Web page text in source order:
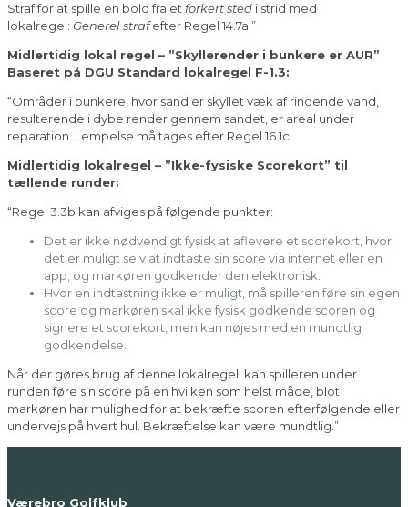
Straf for at spille en bold fra et forkert sted i strid med
lokalregel: Generel strafefter Regel 14.7a.”
Midlertidig lokal regel – ”Skyllerender i bunkere er AUR”
Baseret på DGU Standard lokalregel F-1.3:
“Områder i bunkere, hvor sand er skyllet væk af rindende vand,
resulterende i dybe render gennem sandet, er areal under
reparation. Lempelse må tages efter Regel 16.1c.
Midlertidig lokalregel – ”Ikke-fysiske Scorekort” til
tællende runder:
“Regel 3.3b kan afviges på følgende punkter:
Det er ikke nødvendigt fysisk at aflevere et scorekort, hvor
det er muligt selv at indtaste sin score via internet eller en
app, og markøren godkender den elektronisk.
Hvor en indtastning ikke er muligt, må spilleren føre sin egen
score og markøren skal ikke fysisk godkende scoren og
signere et scorekort, men kan nøjes med en mundtlig
godkendelse.
Når der gøres brug af denne lokalregel, kan spilleren under
runden føre sin score på en hvilken som helst måde, blot
markøren har mulighed for at bekræfte scoren efterfølgende eller
undervejs på hvert hul. Bekræftelse kan være mundtlig.”
Værebro Golfklub